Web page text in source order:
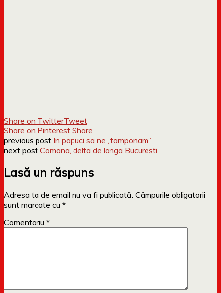
Share on TwitterTweet
Share on Pinterest Share
previous post In papuci sa ne „tamponam”
next post Comana, delta de langa Bucuresti
Lasă un răspuns
Adresa ta de email nu va fi publicată. Câmpurile obligatorii
sunt marcate cu *
Comentariu *